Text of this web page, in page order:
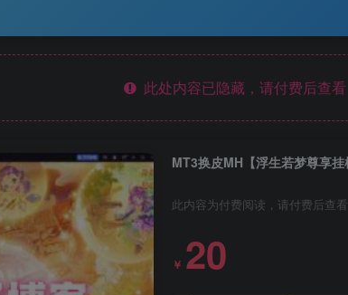
此处内容已隐藏，请付费后查看
此内容为付费阅读，请付费后查看
￥ 20